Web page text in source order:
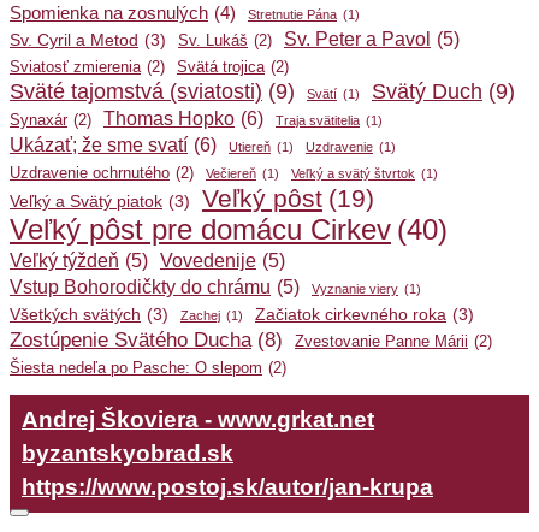
Spomienka na zosnulých (4) Stretnutie Pána (1)
Sv. Cyril a Metod (3) Sv. Lukáš (2) Sv. Peter a Pavol (5)
Sviatosť zmierenia (2) Svätá trojica (2)
Sväté tajomstvá (sviatosti) (9) Svätí (1) Svätý Duch (9)
Synaxár (2) Thomas Hopko (6) Traja svätitelia (1)
Ukázať; že sme svatí (6) Utiereň (1) Uzdravenie (1)
Uzdravenie ochrnutého (2) Večiereň (1) Veľký a svätý štvrtok (1)
Veľký a Svätý piatok (3) Veľký pôst (19)
Veľký pôst pre domácu Cirkev (40)
Veľký týždeň (5) Vovedenije (5)
Vstup Bohorodičkty do chrámu (5) Vyznanie viery (1)
Všetkých svätých (3) Zachej (1) Začiatok cirkevného roka (3)
Zostúpenie Svätého Ducha (8) Zvestovanie Panne Márii (2)
Šiesta nedeľa po Pasche: O slepom (2)
Andrej Škoviera - www.grkat.net
byzantskyobrad.sk
https://www.postoj.sk/autor/jan-krupa